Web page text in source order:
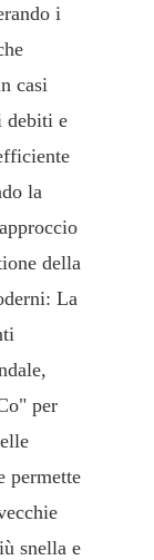
i
casi
debiti e
la
della
La
per
permette
snella e